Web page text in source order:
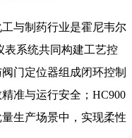
与制药行业是霍尼韦尔
表系统共同构建工艺控
门定位器组成闭环控制
准与运行安全；HC900
生产场景中，实现柔性